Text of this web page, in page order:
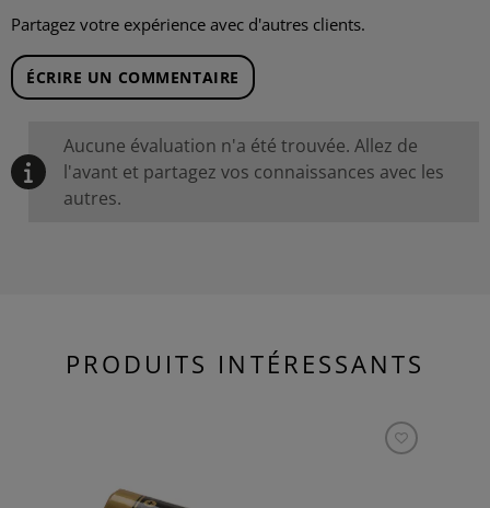
Partagez votre expérience avec d'autres clients.
ÉCRIRE UN COMMENTAIRE
Aucune évaluation n'a été trouvée. Allez de
l'avant et partagez vos connaissances avec les
autres.
PRODUITS INTÉRESSANTS